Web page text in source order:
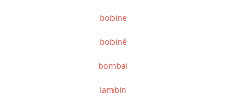
bobine
bobiné
bombai
lambin